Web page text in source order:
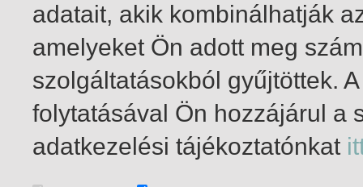
1-4 / összesen 4 találat
adatait, akik kombinálhatják
amelyeket Ön adott meg
szolgáltatásokból gyűjtöttek.
folytatásával Ön hozzájárul a
adatkezelési tájékoztatónkat